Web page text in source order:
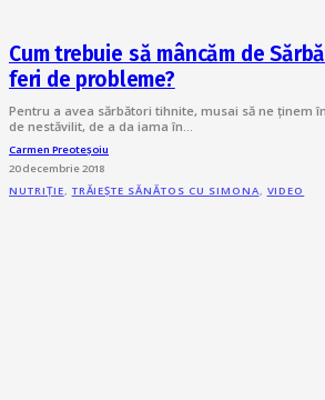
Cum trebuie să mâncăm de
feri de probleme?
Pentru a avea sărbători tihnite, musai să ne ținem
de nestăvilit, de a da iama în…
Carmen Preoteșoiu
20 decembrie 2018
NUTRIȚIE, TRĂIEȘTE SĂNĂTOS CU SIMONA, VIDEO